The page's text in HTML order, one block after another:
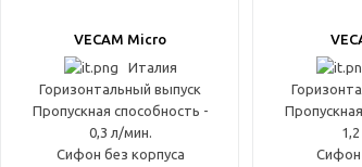
VECAM Micro
Италия
Горизонтальный выпуск
Пропускная способность -
0,3 л/мин.
Сифон без корпуса
Сифон